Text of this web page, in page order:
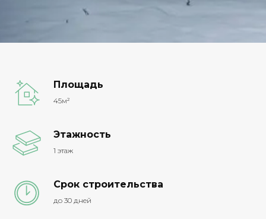
Площадь
45м²
Этажность
1 этаж
Срок строительства
до 30 дней